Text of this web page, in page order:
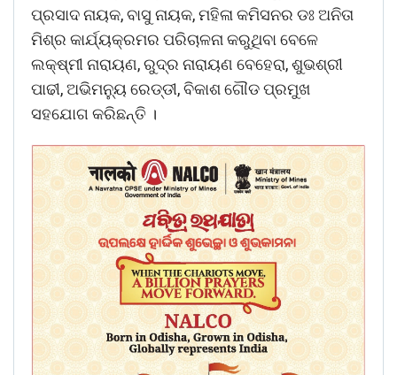
ପ୍ରସାଦ ନାୟକ, ବାସୁ ନାୟକ, ମହିଳା କମିସନର ଡଃ ଅନିତା
ମିଶ୍ର କାର୍ଯ୍ୟକ୍ରମର ପରିଚାଳନା କରୁଥିବା ବେଳେ
ଲକ୍ଷ୍ମୀ ନାରାୟଣ, ରୁଦ୍ର ନାରାୟଣ ବେହେରା, ଶୁଭଶ୍ରୀ
ପାଢୀ, ଅଭିମନୁ୍ୟ ରେଡ୍ଡୀ, ବିକାଶ ଗୌଡ ପ୍ରମୁଖ
ସହଯୋଗ କରିଛନ୍ତି ।